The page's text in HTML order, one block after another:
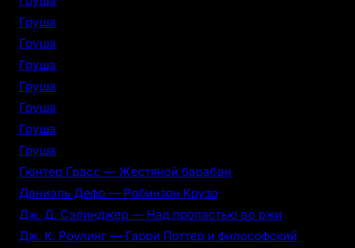
Груша
Груша
Груша
Груша
Груша
Груша
Груша
Гюнтер Грасс — Жестяной барабан
Даниэль Дефо — Робинзон Крузо
Дж. Д. Сэлинджер — Над пропастью во ржи
Дж. К. Роулинг — Гарри Поттер и философский